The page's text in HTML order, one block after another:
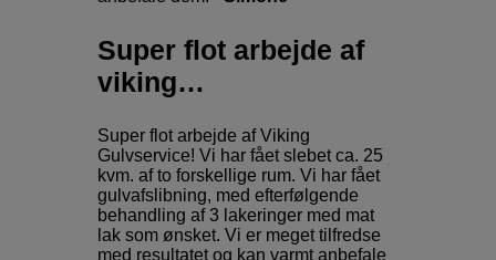
Super flot arbejde af
viking…
Super flot arbejde af Viking
Gulvservice! Vi har fået slebet ca. 25
kvm. af to forskellige rum. Vi har fået
gulvafslibning, med efterfølgende
behandling af 3 lakeringer med mat
lak som ønsket. Vi er meget tilfredse
med resultatet og kan varmt anbefale